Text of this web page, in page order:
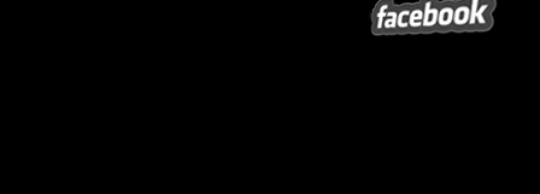
https://www.theater89.de/2015/10/04/hafthaus-in-der-